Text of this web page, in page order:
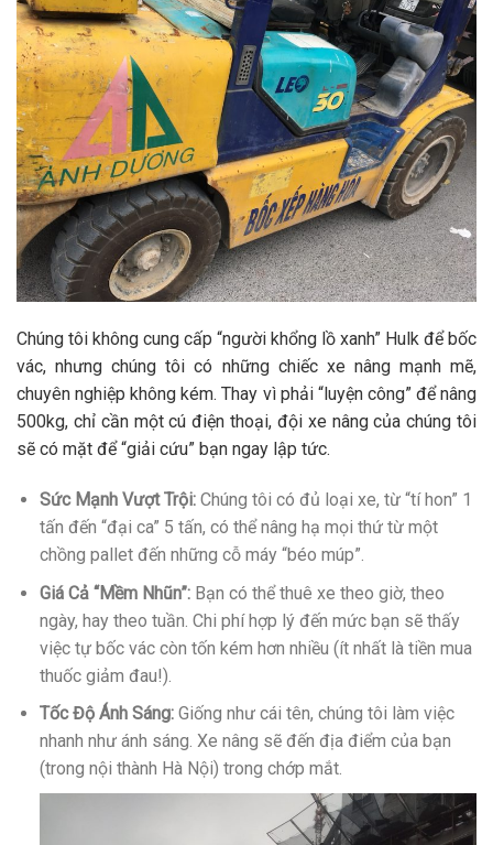
Chúng tôi không cung cấp “người khổng lồ xanh” Hulk để bốc
vác, nhưng chúng tôi có những chiếc xe nâng mạnh mẽ,
chuyên nghiệp không kém. Thay vì phải “luyện công” để nâng
500kg, chỉ cần một cú điện thoại, đội xe nâng của chúng tôi
sẽ có mặt để “giải cứu” bạn ngay lập tức.
Sức Mạnh Vượt Trội:Chúng tôi có đủ loại xe, từ “tí hon” 1
tấn đến “đại ca” 5 tấn, có thể nâng hạ mọi thứ từ một
chồng pallet đến những cỗ máy “béo múp”.
Giá Cả “Mềm Nhũn”:Bạn có thể thuê xe theo giờ, theo
ngày, hay theo tuần. Chi phí hợp lý đến mức bạn sẽ thấy
việc tự bốc vác còn tốn kém hơn nhiều (ít nhất là tiền mua
thuốc giảm đau!).
Tốc Độ Ánh Sáng:Giống như cái tên, chúng tôi làm việc
nhanh như ánh sáng. Xe nâng sẽ đến địa điểm của bạn
(trong nội thành Hà Nội) trong chớp mắt.